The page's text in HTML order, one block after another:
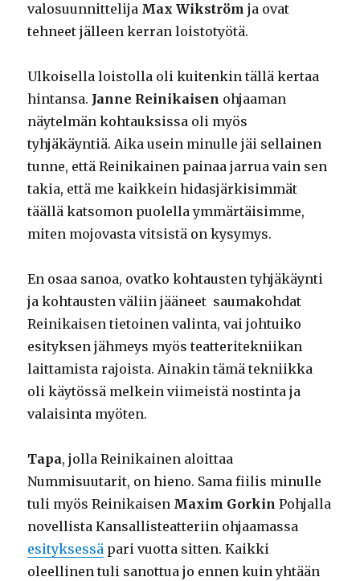
valosuunnittelija Max Wikström ja ovat
tehneet jälleen kerran loistotyötä.
Ulkoisella loistolla oli kuitenkin tällä kertaa
hintansa. Janne Reinikaisen ohjaaman
näytelmän kohtauksissa oli myös
tyhjäkäyntiä. Aika usein minulle jäi sellainen
tunne, että Reinikainen painaa jarrua vain sen
takia, että me kaikkein hidasjärkisimmät
täällä katsomon puolella ymmärtäisimme,
miten mojovasta vitsistä on kysymys.
En osaa sanoa, ovatko kohtausten tyhjäkäynti
ja kohtausten väliin jääneet saumakohdat
Reinikaisen tietoinen valinta, vai johtuiko
esityksen jähmeys myös teatteritekniikan
laittamista rajoista. Ainakin tämä tekniikka
oli käytössä melkein viimeistä nostinta ja
valaisinta myöten.
Tapa, jolla Reinikainen aloittaa
Nummisuutarit, on hieno. Sama fiilis minulle
tuli myös Reinikaisen Maxim Gorkin Pohjalla
novellista Kansallisteatteriin ohjaamassa
esityksessä pari vuotta sitten. Kaikki
oleellinen tuli sanottua jo ennen kuin yhtään